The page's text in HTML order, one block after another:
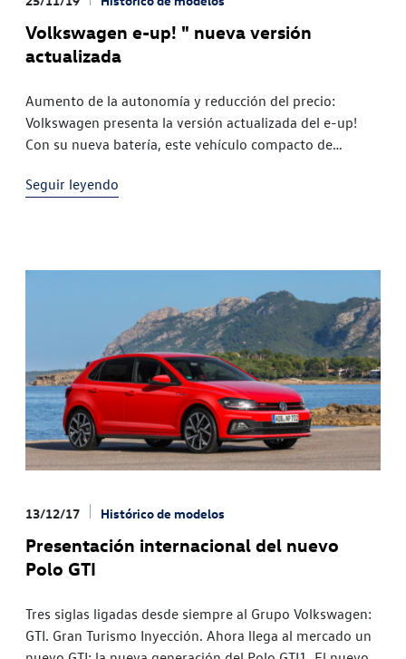
Volkswagen e-up! " nueva versión
actualizada
Aumento de la autonomía y reducción del precio:
Volkswagen presenta la versión actualizada del e-up!
Con su nueva batería, este vehículo compacto de
e-up! actualizado, que llegará en invierno a los
Seguir leyendo
13/12/17 Histórico de modelos
Presentación internacional del nuevo
Polo GTI
Tres siglas ligadas desde siempre al Grupo Volkswagen:
GTI. Gran Turismo Inyección. Ahora llega al mercado un